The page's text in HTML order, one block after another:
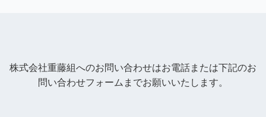
株式会社重藤組へのお問い合わせはお電話または下記のお
問い合わせフォームまでお願いいたします。